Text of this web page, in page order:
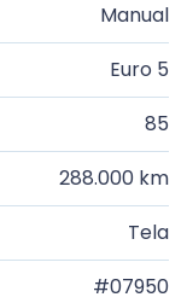
Manual
Euro 5
85
288.000 km
Tela
#07950